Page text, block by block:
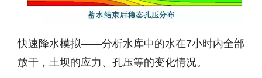
快速降水模拟——分析水库中的水在7小时内全部
放干，土坝的应力、孔压等的变化情况。